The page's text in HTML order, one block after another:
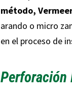
método,
arando o micro
en el proceso de
Perforación